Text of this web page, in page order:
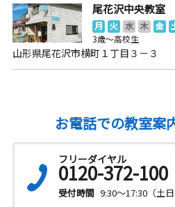
尾花沢中央教室
月 火 水 木 金
3歳～高校生
山形県尾花沢市横町１丁目３－３
お電話での教室案
フリーダイヤル
0120-372-100
受付時間 9:30～17:30（土日